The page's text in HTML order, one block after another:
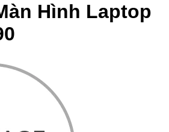
Hình Laptop